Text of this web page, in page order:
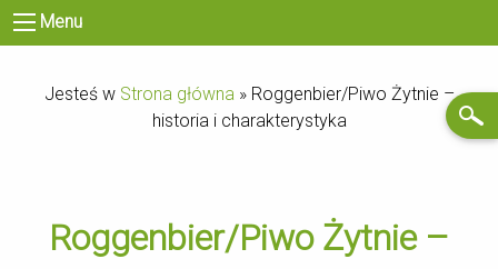
Menu
Jesteś w Strona główna» Roggenbier/Piwo Żytnie –
historia i charakterystyka
Roggenbier/Piwo Żytnie –